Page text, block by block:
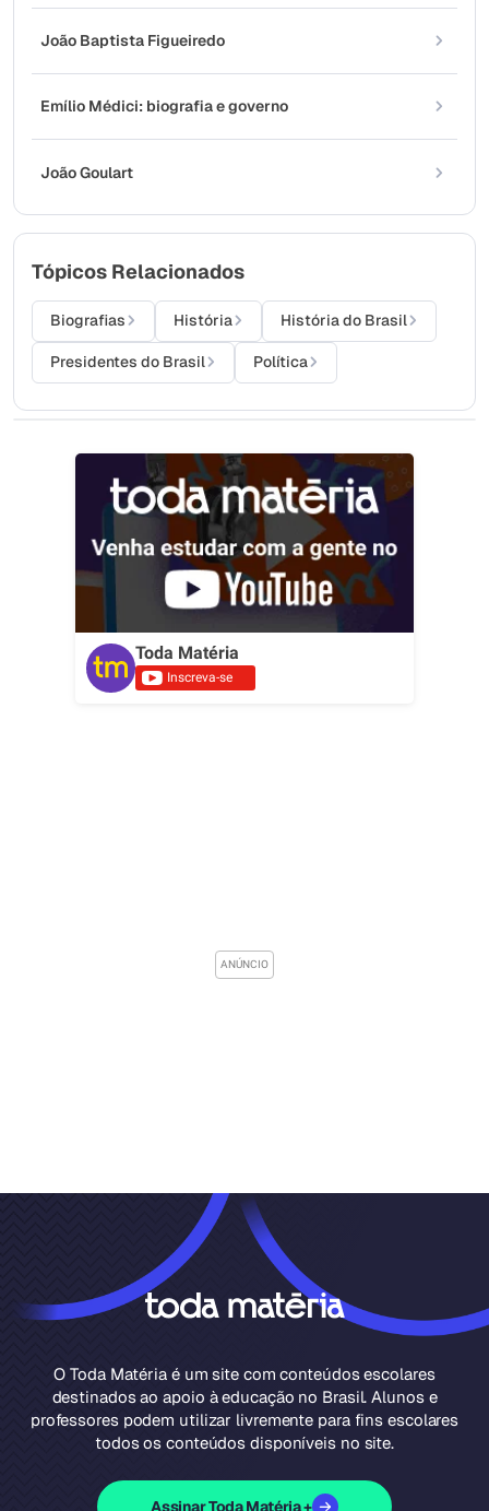
João Baptista Figueiredo
Emílio Médici: biografia e governo
João Goulart
Tópicos Relacionados
Biografias História História do Brasil
Presidentes do Brasil Política
Toda Matéria
Inscreva-se
O Toda Matéria é um site com conteúdos escolares
destinados ao apoio à educação no Brasil. Alunos e
professores podem utilizar livremente para fins escolares
todos os conteúdos disponíveis no site.
Assinar Toda Matéria +